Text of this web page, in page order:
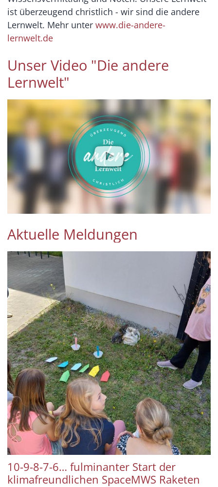
ist überzeugend christlich - wir sind die andere
Lernwelt. Mehr unter www.die-andere-
lernwelt.de
Unser Video "Die andere
Lernwelt"
Aktuelle Meldungen
10-9-8-7-6… fulminanter Start der
klimafreundlichen SpaceMWS Raketen